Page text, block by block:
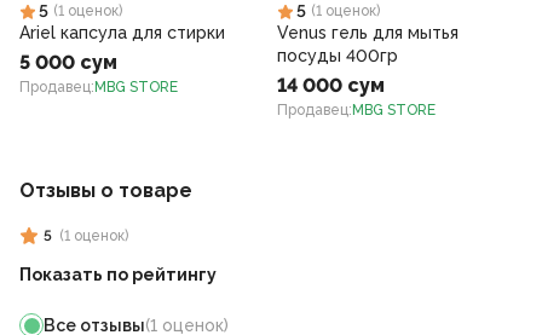
5 (1 оценок)
Ariel капсула для стирки
5 000 сум
Продавец: MBG STORE
5 (1 оценок)
Venus гель для мытья
посуды 400гр
14 000 сум
Продавец: MBG STORE
Отзывы о товаре
5 (1 оценок)
Показать по рейтингу
Все отзывы(1 оценок)